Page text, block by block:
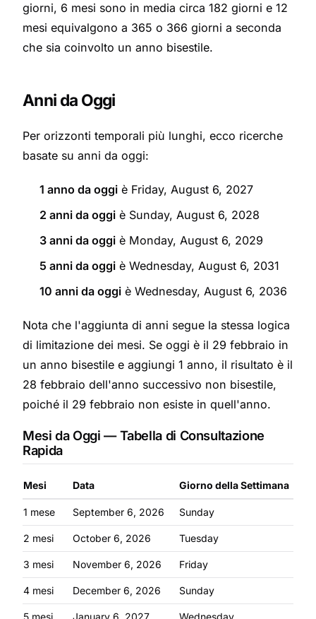
giorni, 6 mesi sono in media circa 182 giorni e 12
mesi equivalgono a 365 o 366 giorni a seconda
che sia coinvolto un anno bisestile.
Anni da Oggi
Per orizzonti temporali più lunghi, ecco ricerche
basate su anni da oggi:
1 anno da oggi è Friday, August 6, 2027
2 anni da oggi è Sunday, August 6, 2028
3 anni da oggi è Monday, August 6, 2029
5 anni da oggi è Wednesday, August 6, 2031
10 anni da oggi è Wednesday, August 6, 2036
Nota che l'aggiunta di anni segue la stessa logica
di limitazione dei mesi. Se oggi è il 29 febbraio in
un anno bisestile e aggiungi 1 anno, il risultato è il
28 febbraio dell'anno successivo non bisestile,
poiché il 29 febbraio non esiste in quell'anno.
Mesi da Oggi — Tabella di Consultazione
Rapida
Mesi Data Giorno della Settimana
1 mese September 6, 2026 Sunday
2 mesi October 6, 2026 Tuesday
3 mesi November 6, 2026 Friday
4 mesi December 6, 2026 Sunday
5 mesi January 6, 2027 Wednesday